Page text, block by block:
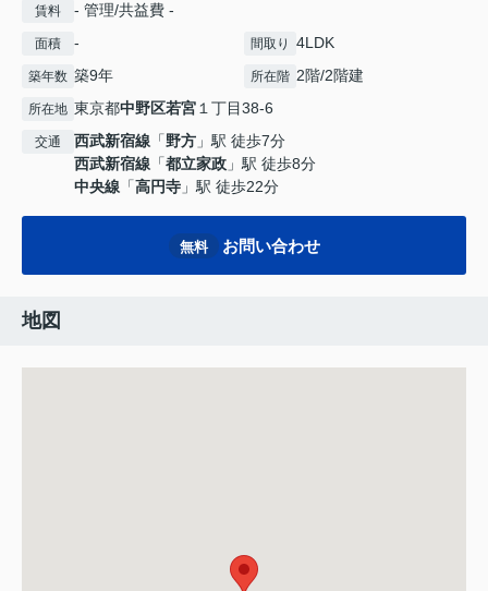
賃料 - 管理/共益費 -
面積 - 間取り 4LDK
築年数 築9年 所在階 2階/2階建
所在地 東京都中野区若宮 １丁目38-6
交通 西武新宿線 「野方 」駅 徒歩7分
西武新宿線 「都立家政 」駅 徒歩8分
中央線 「高円寺 」駅 徒歩22分
無料 お問い合わせ
地図